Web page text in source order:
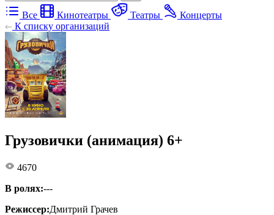
Все Кинотеатры Театры
Концерты
К списку организаций
Грузовички (анимация) 6+
4670
В ролях:---
Режиссер:Дмитрий Грачев